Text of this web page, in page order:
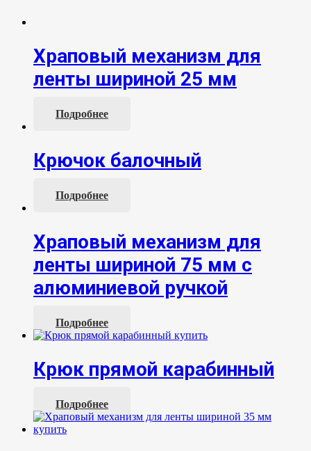
Храповый механизм для
ленты шириной 25 мм
Подробнее
Крючок балочный
Подробнее
Храповый механизм для
ленты шириной 75 мм с
алюминиевой ручкой
Подробнее
Крюк прямой карабинный
Подробнее